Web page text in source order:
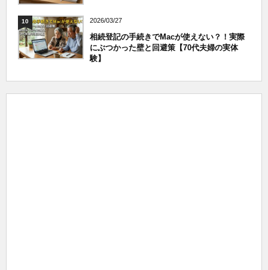
10 2026/03/27
相続登記の手続きでMacが使えない？！実際
にぶつかった壁と回避策【70代夫婦の実体
験】